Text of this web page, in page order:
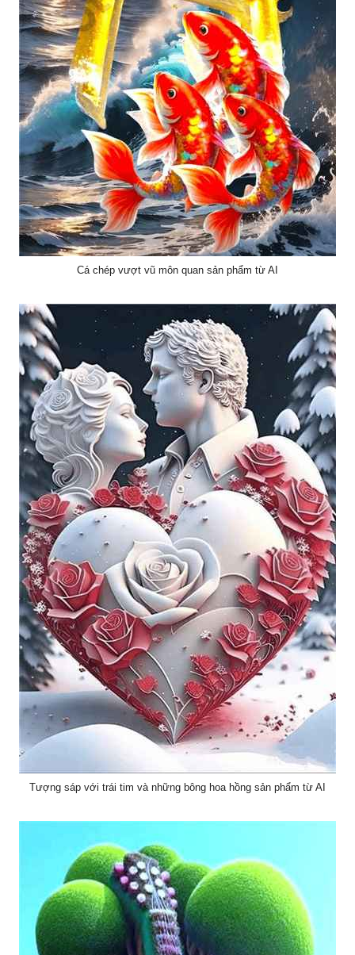
Cá chép vượt vũ môn quan sản phẩm từ AI
Tượng sáp với trái tim và những bông hoa hồng sản phẩm từ AI